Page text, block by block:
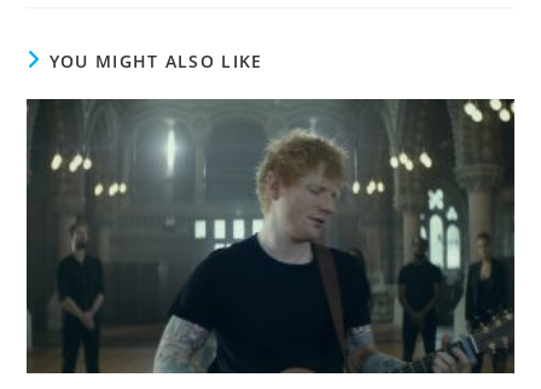
YOU MIGHT ALSO LIKE